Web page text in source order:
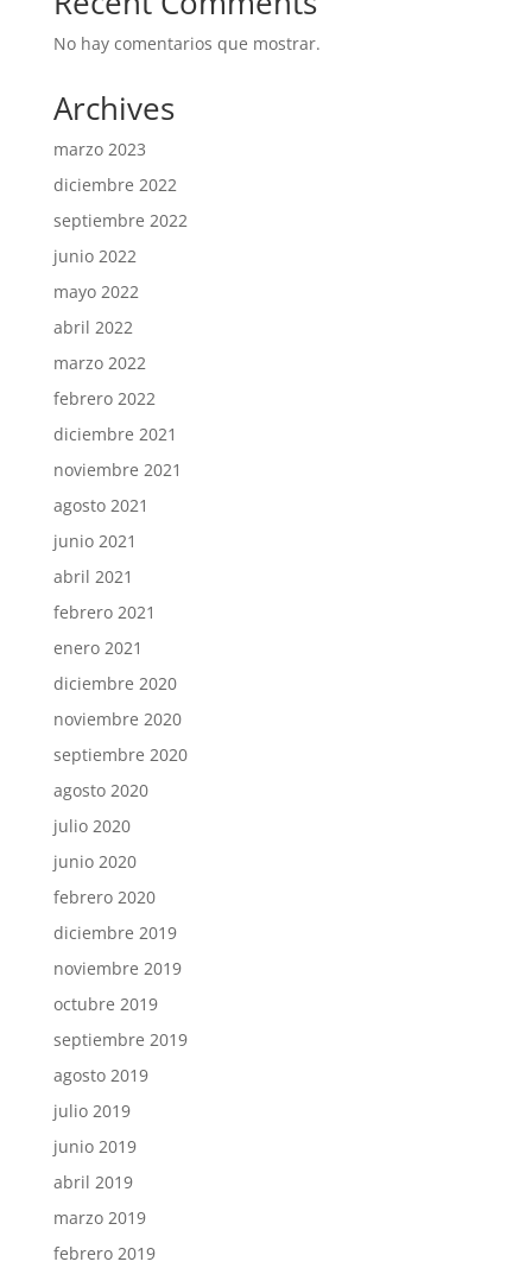
No hay comentarios que mostrar.
Archives
marzo 2023
diciembre 2022
septiembre 2022
junio 2022
mayo 2022
abril 2022
marzo 2022
febrero 2022
diciembre 2021
noviembre 2021
agosto 2021
junio 2021
abril 2021
febrero 2021
enero 2021
diciembre 2020
noviembre 2020
septiembre 2020
agosto 2020
julio 2020
junio 2020
febrero 2020
diciembre 2019
noviembre 2019
octubre 2019
septiembre 2019
agosto 2019
julio 2019
junio 2019
abril 2019
marzo 2019
febrero 2019